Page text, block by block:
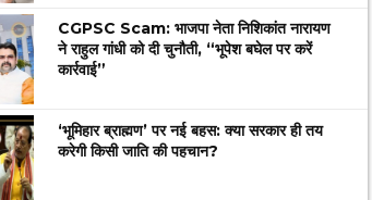
CGPSC Scam: भाजपा नेता निशिकांत नारायण
ने राहुल गांधी को दी चुनौती, “भूपेश बघेल पर करें
कार्रवाई”
‘भूमिहार ब्राह्मण’ पर नई बहस: क्या सरकार ही तय
करेगी किसी जाति की पहचान?